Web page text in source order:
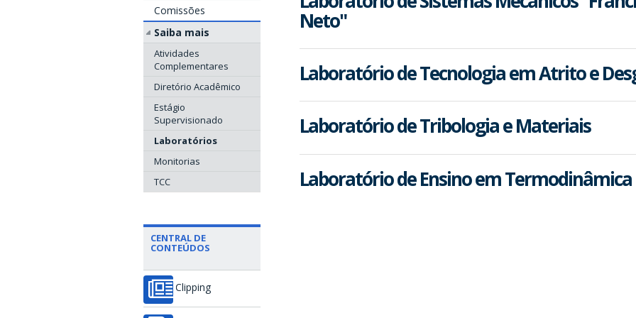
Comissões
Saiba mais
Atividades
Complementares
Diretório Acadêmico
Estágio
Supervisionado
Laboratórios
Monitorias
TCC
CENTRAL DE
CONTEÚDOS
Clipping
Neto"
Laboratório de Tecnologia em Atrito e
Laboratório de Tribologia e Materiais
Laboratório de Ensino em Termodinâmica